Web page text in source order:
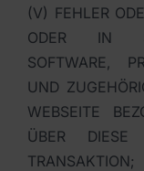
(V) FEHLER
ODER IN
SOFTWARE,
UND
WEBSEITE
ÜBER DIESE